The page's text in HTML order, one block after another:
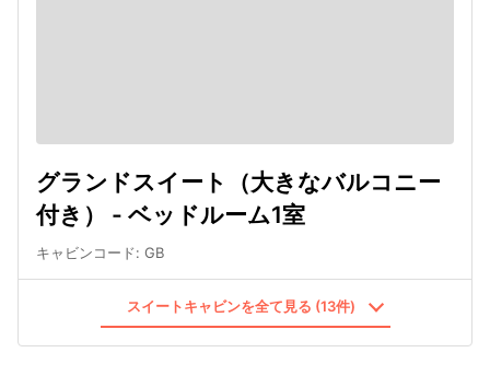
グランドスイート（大きなバルコニー
付き） - ベッドルーム1室
キャビンコード: GB
スイートキャビンを全て見る (13件)